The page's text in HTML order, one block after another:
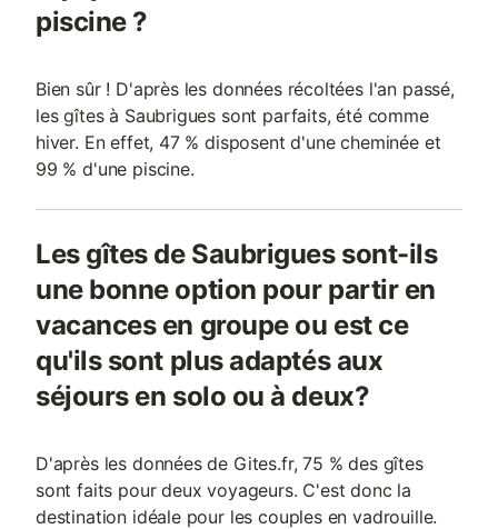
piscine ?
Bien sûr ! D'après les données récoltées l'an passé,
les gîtes à Saubrigues sont parfaits, été comme
hiver. En effet, 47 % disposent d'une cheminée et
99 % d'une piscine.
Les gîtes de Saubrigues sont-ils
une bonne option pour partir en
vacances en groupe ou est ce
qu'ils sont plus adaptés aux
séjours en solo ou à deux?
D'après les données de Gites.fr, 75 % des gîtes
sont faits pour deux voyageurs. C'est donc la
destination idéale pour les couples en vadrouille.